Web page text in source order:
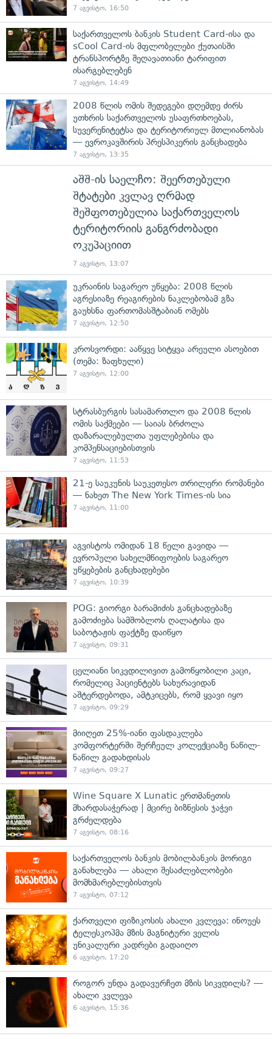
7 აგვისტო, 16:50
საქართველოს ბანკის Student Card-ისა და
sCool Card-ის მფლობელები ქუთაისში
ტრანსპორტზე შეღავათიანი ტარიფით
ისარგებლებენ
7 აგვისტო, 14:49
2008 წლის ომის შედეგები დღემდე ძირს
უთხრის საქართველოს უსაფრთხოებას,
სუვერენიტეტსა და ტერიტორიულ მთლიანობას
— ევროკავშირის პრესპიკერის განცხადება
7 აგვისტო, 13:35
აშშ-ის საელჩო: შეერთებული
შტატები კვლავ ღრმად
შეშფოთებულია საქართველოს
ტერიტორიის განგრძობადი
ოკუპაციით
7 აგვისტო, 13:07
უკრაინის საგარეო უწყება: 2008 წლის
აგრესიაზე რეაგირების ნაკლებობამ გზა
გაუხსნა ფართომასშტაბიან ომებს
7 აგვისტო, 12:50
კროსვორდი: ააწყვე სიტყვა არეული ასოებით
(თემა: ზაფხული)
7 აგვისტო, 12:00
სტრასბურგის სასამართლო და 2008 წლის
ომის საქმეები — საიას ბრძოლა
დაზარალებულთა უფლებებისა და
კომპენსაციებისთვის
7 აგვისტო, 11:53
21-ე საუკუნის საუკეთესო თრილერი რომანები
— ნახეთ The New York Times-ის სია
7 აგვისტო, 11:00
აგვისტოს ომიდან 18 წელი გავიდა —
ევროპული სახელმწიფოების საგარეო
უწყებების განცხადებები
7 აგვისტო, 10:39
POG: გიორგი ბარამიძის განცხადებაზე
გამოძიება სამშობლოს ღალატისა და
საბოტაჟის ფაქტზე დაიწყო
7 აგვისტო, 09:31
ცელიანი სიკვდილივით გამოწყობილი კაცი,
რომელიც პაციენტებს სახურავიდან
აშტერდებოდა, ამტკიცებს, რომ ყვავი იყო
7 აგვისტო, 09:29
მიიღეთ 25%-იანი ფასდაკლება
კომფორტერში შერჩეულ კოლექციაზე ნაწილ-
ნაწილ გადახდისას
7 აგვისტო, 09:27
Wine Square X Lunatic ერთმანეთის
მხარდასაჭერად | მცირე ბიზნესის ჯაჭვი
გრძელდება
7 აგვისტო, 08:16
საქართველოს ბანკის მობილბანკის მორიგი
განახლება — ახალი შესაძლებლობები
მომხმარებლებისთვის
7 აგვისტო, 07:12
ქართველი ფიზიკოსის ახალი კვლევა: ინოუეს
ტელესკოპმა მზის მაგნიტური ველის
უნიკალური კადრები გადაიღო
6 აგვისტო, 17:20
როგორ უნდა გადავურჩეთ მზის სიკვდილს? —
ახალი კვლევა
6 აგვისტო, 15:36